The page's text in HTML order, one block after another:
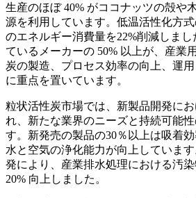
生産のほぼ 40% がココナッツの殻や
源を利用しています。低温活性化方
のエネルギー消費量を22%削減しま
ているメーカーの 50% 以上が、産業
炭の製造、プロセス効率の向上、運
に重点を置いています。
粒状活性炭市場では、新製品開発に
れ、新たな業界のニーズと持続可能
す。新発売の製品の30％以上は吸着効
水と空気の浄化能力が向上していま
発により、産業排水処理における汚
20% 向上しました。